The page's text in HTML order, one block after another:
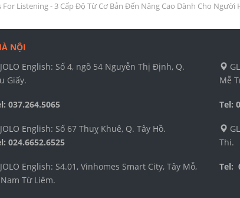
For Listening - 3 Cấp Độ Từ Cơ Bản Đến Nâng Cao Dành Cho Người
NỘI
JOLO English: Số 4, ngõ 54 Nguyễn Thị Định, Q.
Giấy.
037.264.5065
JOLO English: Số 67 Thuỵ Khuê, Q. Tây Hồ.
024.6652.6525
JOLO English: S4.01, Vinhomes Smart City, Tây Mỗ,
Từ Liêm.
Mễ
Tel:
Thi.
Tel: